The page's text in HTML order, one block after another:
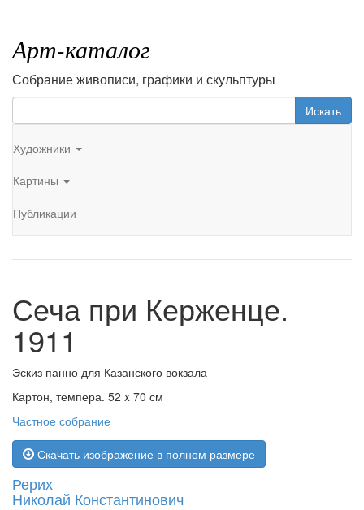
Арт-каталог
Собрание живописи, графики и скульптуры
Искать
Художники
Картины
Публикации
Сеча при Керженце.
1911
Эскиз панно для Казанского вокзала
Картон, темпера. 52 x 70 см
Частное собрание
Скачать изображение в полном размере
Рерих
Николай Константинович